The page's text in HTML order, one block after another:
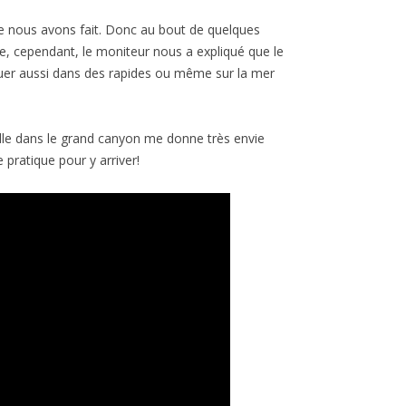
nous avons fait. Donc au bout de quelques
cependant, le moniteur nous a expliqué que le
aussi dans des rapides ou même sur la mer
dans le grand canyon me donne très envie
pratique pour y arriver!